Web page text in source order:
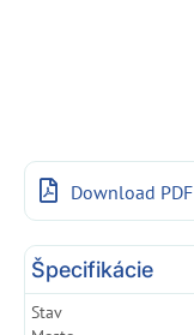
Download PDF
Špecifikácie
Stav